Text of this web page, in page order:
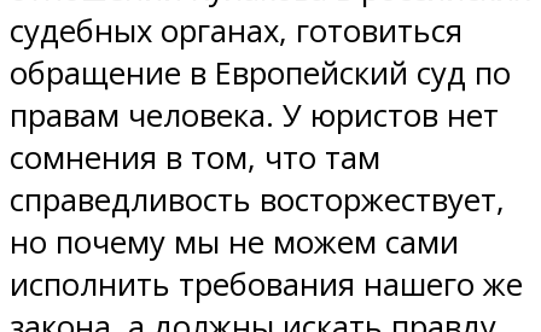
судебных органах, готовиться
обращение в Европейский суд по
правам человека. У юристов нет
сомнения в том, что там
справедливость восторжествует,
но почему мы не можем сами
исполнить требования нашего же